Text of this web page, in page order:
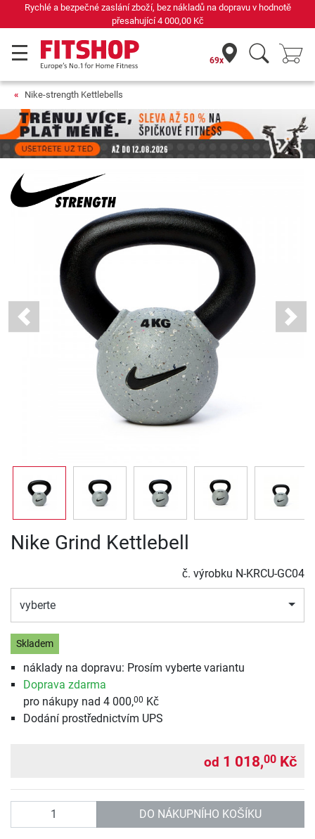
Rychlé a bezpečné zaslání zboží, bez nákladů na dopravu v hodnotě
přesahující4 000,00 Kč
69x
Nike-strength Kettlebells
Previous Next
Nike Grind Kettlebell
č. výrobku N-KRCU-GC04
vyberte
Skladem
náklady na dopravu: Prosím vyberte variantu
Doprava zdarma
pro nákupy nad 4 000,00 Kč
Dodání prostřednictvím UPS
od 1 018,00 Kč
DO NÁKUPNÍHO KOŠÍKU